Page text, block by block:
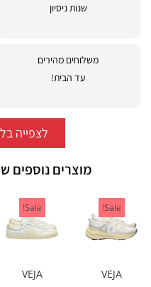
שנות ניסיון
משלוחים מהירים
עד הבית!
לצפייה
מוצרים נוספים
Sale!
VEJA
Sale!
VEJA